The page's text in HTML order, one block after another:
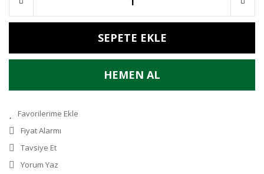
SEPETE EKLE
HEMEN AL
Fiyat Alarmı
Tavsiye Et
Yorum Yaz